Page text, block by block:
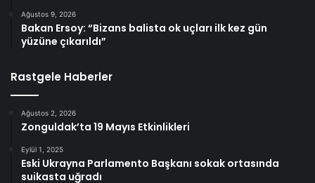
Ağustos 9, 2026
Bakan Ersoy: “Bizans balista ok uçları ilk kez gün
yüzüne çıkarıldı”
Rastgele Haberler
Ağustos 2, 2026
Zonguldak’ta 19 Mayıs Etkinlikleri
Eylül 1, 2025
Eski Ukrayna Parlamento Başkanı sokak ortasında
suikasta uğradı